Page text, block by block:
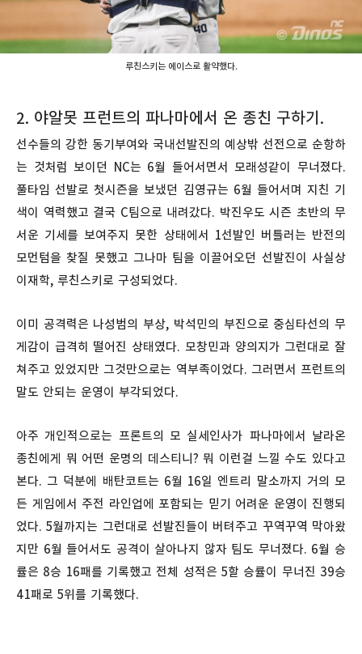
루친스키는 에이스로 활약했다.
2. 야알못 프런트의 파나마에서 온 종친 구하기.
선수들의 강한 동기부여와 국내선발진의 예상밖 선전으로 순항하
는 것처럼 보이던 NC는 6월 들어서면서 모래성같이 무너졌다.
풀타임 선발로 첫시즌을 보냈던 김영규는 6월 들어서며 지친 기
색이 역력했고 결국 C팀으로 내려갔다. 박진우도 시즌 초반의 무
서운 기세를 보여주지 못한 상태에서 1선발인 버틀러는 반전의
모먼텀을 찾질 못했고 그나마 팀을 이끌어오던 선발진이 사실상
이재학, 루친스키로 구성되었다.
이미 공격력은 나성범의 부상, 박석민의 부진으로 중심타선의 무
게감이 급격히 떨어진 상태였다. 모창민과 양의지가 그런대로 잘
쳐주고 있었지만 그것만으로는 역부족이었다. 그러면서 프런트의
말도 안되는 운영이 부각되었다.
아주 개인적으로는 프론트의 모 실세인사가 파나마에서 날라온
종친에게 뭐 어떤 운명의 데스티니? 뭐 이런걸 느낄 수도 있다고
본다. 그 덕분에 배탄코트는 6월 16일 엔트리 말소까지 거의 모
든 게임에서 주전 라인업에 포함되는 믿기 어려운 운영이 진행되
었다. 5월까지는 그런대로 선발진들이 버텨주고 꾸역꾸역 막아왔
지만 6월 들어서도 공격이 살아나지 않자 팀도 무너졌다. 6월 승
률은 8승 16패를 기록했고 전체 성적은 5할 승률이 무너진 39승
41패로 5위를 기록했다.